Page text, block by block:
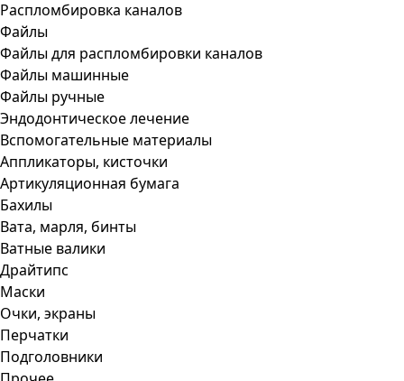
Распломбировка каналов
Файлы
Файлы для распломбировки каналов
Файлы машинные
Файлы ручные
Эндодонтическое лечение
Вспомогательные материалы
Аппликаторы, кисточки
Артикуляционная бумага
Бахилы
Вата, марля, бинты
Ватные валики
Драйтипс
Маски
Очки, экраны
Перчатки
Подголовники